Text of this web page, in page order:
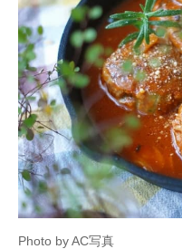
Photo by AC写真